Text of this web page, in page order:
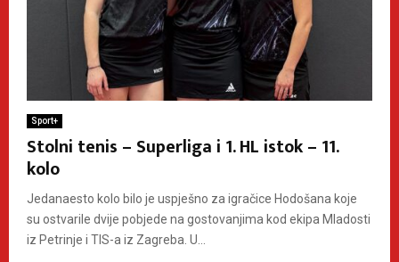
Sport+
Stolni tenis – Superliga i 1. HL istok – 11.
kolo
Jedanaesto kolo bilo je uspješno za igračice Hodošana koje
su ostvarile dvije pobjede na gostovanjima kod ekipa Mladosti
iz Petrinje i TIS-a iz Zagreba. U...